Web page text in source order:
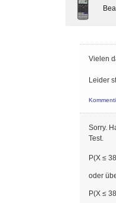
Vielen
Leider
Sorry.
Test.
P(X ≤
oder
P(X ≤